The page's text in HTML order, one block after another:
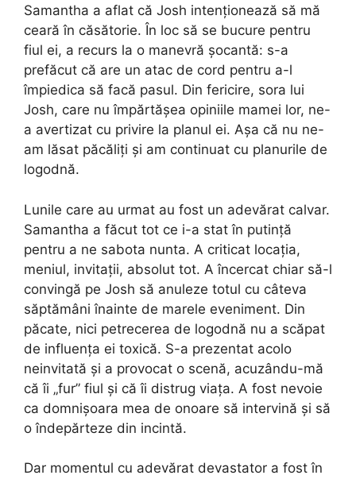
Samantha a aflat că Josh intenționează să mă
ceară în căsătorie. În loc să se bucure pentru
fiul ei, a recurs la o manevră șocantă: s-a
prefăcut că are un atac de cord pentru a-l
împiedica să facă pasul. Din fericire, sora lui
Josh, care nu împărtășea opiniile mamei lor, ne-
a avertizat cu privire la planul ei. Așa că nu ne-
am lăsat păcăliți și am continuat cu planurile de
logodnă.
Lunile care au urmat au fost un adevărat calvar.
Samantha a făcut tot ce i-a stat în putință
pentru a ne sabota nunta. A criticat locația,
meniul, invitații, absolut tot. A încercat chiar să-l
convingă pe Josh să anuleze totul cu câteva
săptămâni înainte de marele eveniment. Din
păcate, nici petrecerea de logodnă nu a scăpat
de influența ei toxică. S-a prezentat acolo
neinvitată și a provocat o scenă, acuzându-mă
că îi „fur” fiul și că îi distrug viața. A fost nevoie
ca domnișoara mea de onoare să intervină și să
o îndepărteze din incintă.
Dar momentul cu adevărat devastator a fost în